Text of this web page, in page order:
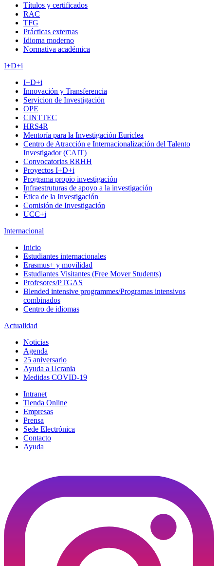
Títulos y certificados
RAC
TFG
Prácticas externas
Idioma moderno
Normativa académica
I+D+i
I+D+i
Innovación y Transferencia
Servicion de Investigación
OPE
CINTTEC
HRS4R
Mentoría para la Investigación Euriclea
Centro de Atracción e Internacionalización del Talento
Investigador (CAIT)
Convocatorias RRHH
Proyectos I+D+i
Programa propio investigación
Infraestruturas de apoyo a la investigación
Ética de la Investigación
Comisión de Investigación
UCC+i
Internacional
Inicio
Estudiantes internacionales
Erasmus+ y movilidad
Estudiantes Visitantes (Free Mover Students)
Profesores/PTGAS
Blended intensive programmes/Programas intensivos
combinados
Centro de idiomas
Actualidad
Noticias
Agenda
25 aniversario
Ayuda a Ucrania
Medidas COVID-19
Intranet
Tienda Online
Empresas
Prensa
Sede Electrónica
Contacto
Ayuda